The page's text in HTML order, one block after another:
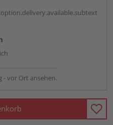
- vor Ort ansehen.